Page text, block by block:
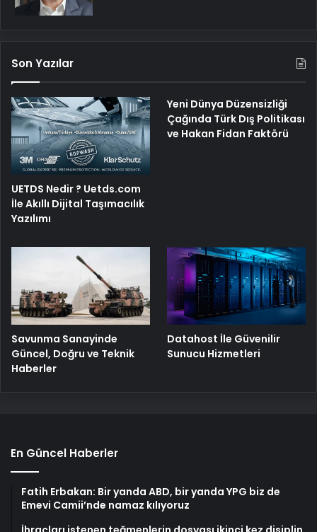
Son Yazılar
UETDS Nedir ? Uetds.com
İle Akıllı Dijital Taşımacılık
Yazılımı
Yeni Dünya Düzensizliği
Çağında Türk Dış Politikası
ve Hakan Fidan Faktörü
Savunma Sanayinde
Güncel, Doğru ve Teknik
Haberler
Datahost İle Güvenilir
Sunucu Hizmetleri
En Güncel Haberler
Fatih Erbakan: Bir yanda ABD, bir yanda YPG biz de
Emevi Camii’nde namaz kılıyoruz